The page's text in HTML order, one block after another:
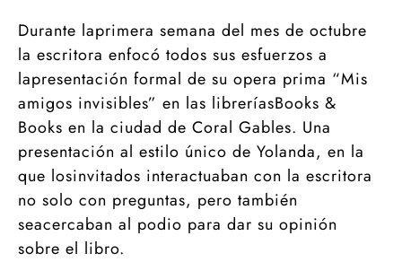
Durante laprimera semana del mes de octubre
la escritora enfocó todos sus esfuerzos a
lapresentación formal de su opera prima “Mis
amigos invisibles” en las libreríasBooks &
Books en la ciudad de Coral Gables. Una
presentación al estilo único de Yolanda, en la
que losinvitados interactuaban con la escritora
no solo con preguntas, pero también
seacercaban al podio para dar su opinión
sobre el libro.